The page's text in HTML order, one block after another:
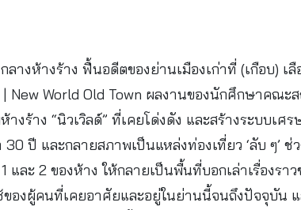
ลางห้างร้าง ฟื้นอดีตของย่านเมืองเก่าที่ (เกือบ)
New World Old Town ผลงานของนักศึกษาคณ
งร้าง “นิวเวิลด์” ที่เคยโด่งดัง และสร้างระบบเ
ปี และกลายสภาพเป็นแหล่งท่องเที่ยว ‘ลับ ๆ’
และ 2 ของห้าง ให้กลายเป็นพื้นที่บอกเล่าเรื่องร
ของผู้คนที่เคยอาศัยและอยู่ในย่านนี้จนถึงปัจจุบัน